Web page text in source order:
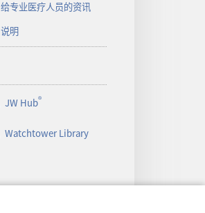
给专业医疗人员的资讯
说明
JW Hub®
Watchtower Library